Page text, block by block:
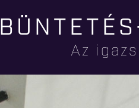
Az